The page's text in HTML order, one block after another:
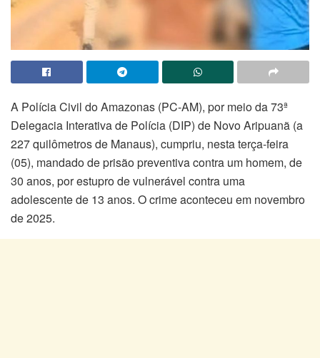
A Polícia Civil do Amazonas (PC-AM), por meio da 73ª
Delegacia Interativa de Polícia (DIP) de Novo Aripuanã (a
227 quilômetros de Manaus), cumpriu, nesta terça-feira
(05), mandado de prisão preventiva contra um homem, de
30 anos, por estupro de vulnerável contra uma
adolescente de 13 anos. O crime aconteceu em novembro
de 2025.